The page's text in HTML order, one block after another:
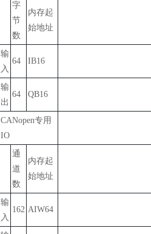
字
节
数
内存起
始地址
输
入
64 IB16
输
出
64 QB16
CANopen专用
IO
通
道
数
内存起
始地址
输
入
162 AIW64